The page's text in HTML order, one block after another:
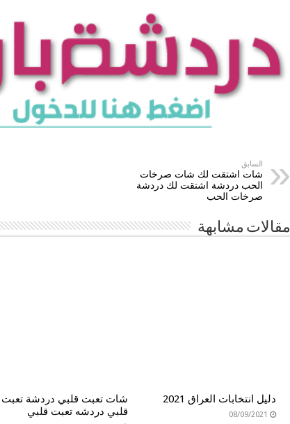
السابق
شات اشتقت لك شات صرخات
الحب دردشة اشتقت لك دردشة
صرخات الحب
مقالات مشابهة
دليل انتخابات العراق 2021
08/09/2021
شات تعبت قلبي دردشة تعبت
قلبي دردشه تعبت قلبي